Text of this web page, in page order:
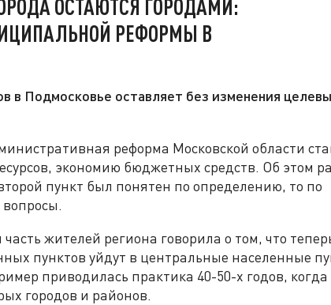
ОСТАЮТСЯ ГОРОДАМИ:
РЕФОРМЫ В
в Подмосковье оставляет без изменения
реформа Московской области
экономию бюджетных средств. Об этом
пункт был понятен по определению, то по
жителей региона говорила о том, что
пунктов уйдут в центральные населенные
приводилась практика 40-50-х годов, когда
городов и районов.